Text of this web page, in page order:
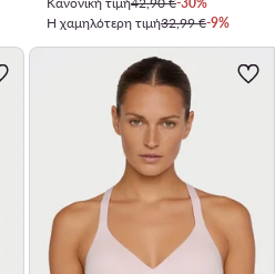
Η χαμηλότερη τιμή32,99 €-9%